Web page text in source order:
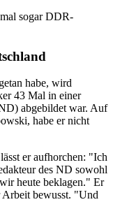
sogar DDR-
habe, wird
43 Mal in einer
abgebildet war. Auf
habe er nicht
er aufhorchen: "Ich
des ND sowohl
heute beklagen." Er
Arbeit bewusst. "Und